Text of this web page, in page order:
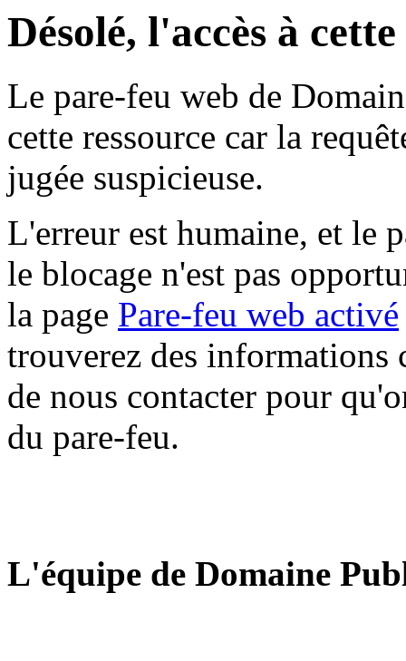
Désolé, l'accès à
Le pare-feu web de
cette ressource car la
jugée suspicieuse.
L'erreur est humaine, et le
le blocage n'est pas
la page Pare-feu web activé
trouverez des informations
de nous contacter pour
du pare-feu.
L'équipe de Domaine